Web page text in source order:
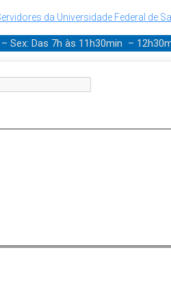
da Universidade Federal de
Sex: Das 7h às 11h30min –